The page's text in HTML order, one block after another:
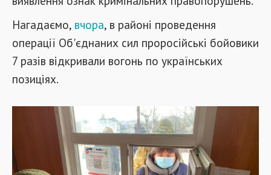
Нагадаємо, вчора, в районі проведення
операції Об'єднаних сил проросійські бойовики
7 разів відкривали вогонь по українських
позиціях.